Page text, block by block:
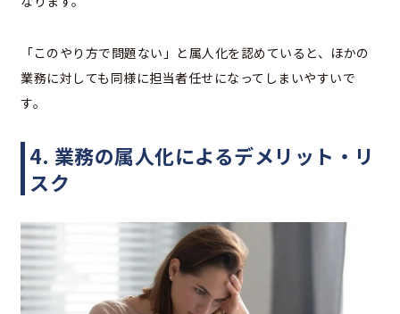
「このやり方で問題ない」と属人化を認めていると、ほかの
業務に対しても同様に担当者任せになってしまいやすいで
す。
4. 業務の属人化によるデメリット・リ
スク